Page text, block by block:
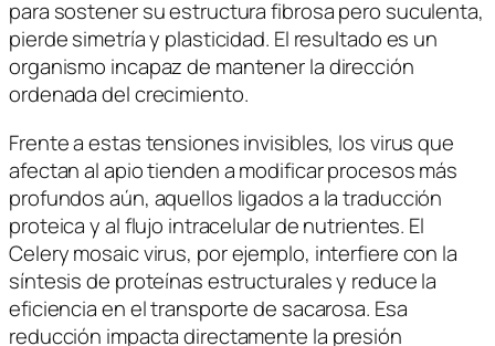
para sostener su estructura fibrosa pero suculenta,
pierde simetría y plasticidad. El resultado es un
organismo incapaz de mantener la dirección
ordenada del crecimiento.
Frente a estas tensiones invisibles, los virus que
afectan al apio tienden a modificar procesos más
profundos aún, aquellos ligados a la traducción
proteica y al flujo intracelular de nutrientes. El
Celery mosaic virus, por ejemplo, interfiere con la
síntesis de proteínas estructurales y reduce la
eficiencia en el transporte de sacarosa. Esa
reducción impacta directamente la presión